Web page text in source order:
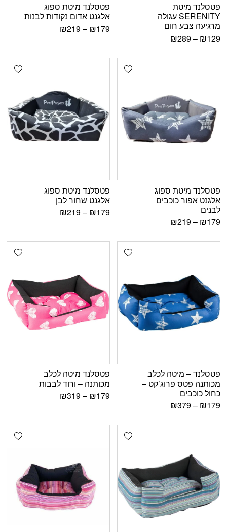
פטסלנד מיטת
SERENITY עגולה
מרגיעה צבע חום
₪129
–
₪289
פטסלנד מיטת ספוג
אלגנט אדום נקודות לבנות
₪179
–
₪219
Add wishlist
פטסלנד מיטת ספוג
אלגנט אפור כוכבים
לבנים
₪179
–
₪219
פטסלנד מיטת ספוג
אלגנט שחור לבן
₪179
–
₪219
Add wishlist
פטסלנד – מיטה לכלב
מכותנה פטס פרוג’קט –
כחול כוכבים
₪179
–
₪379
פטסלנד מיטה לכלב
מכותנה – ורוד לבבות
₪179
–
₪319
Add wishlist